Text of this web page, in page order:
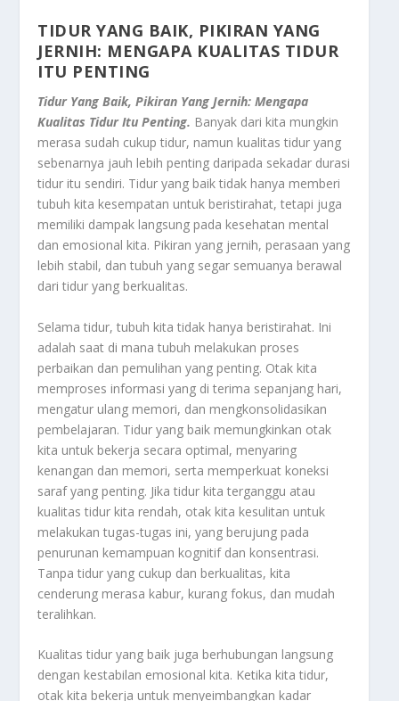
TIDUR YANG BAIK, PIKIRAN YANG
JERNIH: MENGAPA KUALITAS TIDUR
ITU PENTING
Tidur Yang Baik, Pikiran Yang Jernih: Mengapa
Kualitas Tidur Itu Penting. Banyak dari kita mungkin
merasa sudah cukup tidur, namun kualitas tidur yang
sebenarnya jauh lebih penting daripada sekadar durasi
tidur itu sendiri. Tidur yang baik tidak hanya memberi
tubuh kita kesempatan untuk beristirahat, tetapi juga
memiliki dampak langsung pada kesehatan mental
dan emosional kita. Pikiran yang jernih, perasaan yang
lebih stabil, dan tubuh yang segar semuanya berawal
dari tidur yang berkualitas.
Selama tidur, tubuh kita tidak hanya beristirahat. Ini
adalah saat di mana tubuh melakukan proses
perbaikan dan pemulihan yang penting. Otak kita
memproses informasi yang di terima sepanjang hari,
mengatur ulang memori, dan mengkonsolidasikan
pembelajaran. Tidur yang baik memungkinkan otak
kita untuk bekerja secara optimal, menyaring
kenangan dan memori, serta memperkuat koneksi
saraf yang penting. Jika tidur kita terganggu atau
kualitas tidur kita rendah, otak kita kesulitan untuk
melakukan tugas-tugas ini, yang berujung pada
penurunan kemampuan kognitif dan konsentrasi.
Tanpa tidur yang cukup dan berkualitas, kita
cenderung merasa kabur, kurang fokus, dan mudah
teralihkan.
Kualitas tidur yang baik juga berhubungan langsung
dengan kestabilan emosional kita. Ketika kita tidur,
otak kita bekerja untuk menyeimbangkan kadar